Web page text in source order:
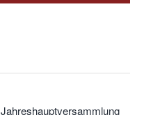
Jahreshauptversammlung